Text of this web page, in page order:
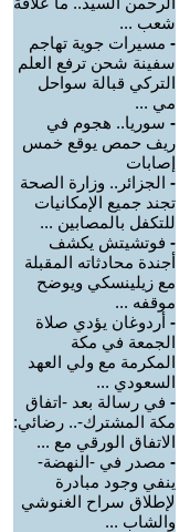
شعب ...
- مسيرات جوية تهاجم
سفينة شحن ترفع العلم
التركي قبالة سواحل
مي ...
- سوريا.. هجوم في
ريف حمص يوقع خمس
إصابات
- الجزائر.. وزارة الصحة
تجند جميع الإمكانيات
للتكفل بالمصابين ...
- فوتشيتش يكشف
أجندة محادثاته المقبلة
مع زيلينسكي ويوضح
موقفه ...
- أردوغان يؤدي صلاة
الجمعة في مكة
المكرمة مع ولي العهد
السعودي ...
- في رسالة بعد -اتفاق
مكة المشترك-.. رضائي:
الاتفاق الورقي مع ...
- مصدر في -النهضة-
ينفي وجود مبادرة
لإطلاق سراح الغنوشي
والشاب ...